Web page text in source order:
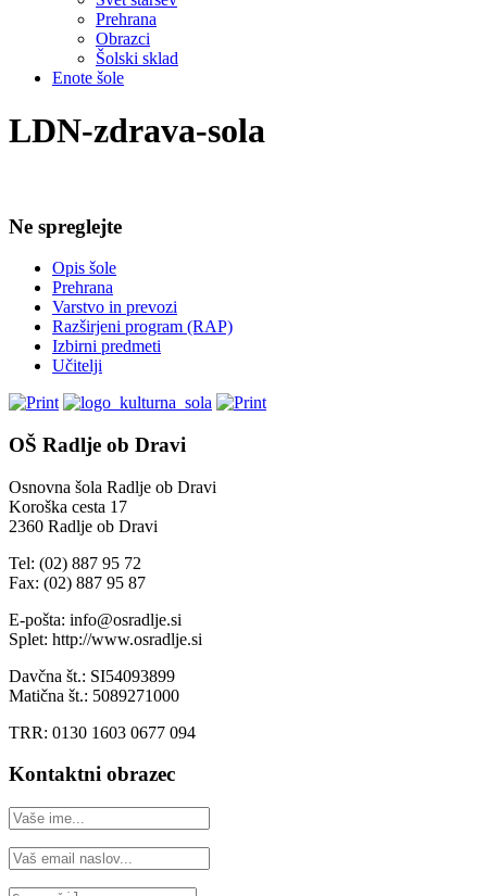
Prehrana
Obrazci
Šolski sklad
Enote šole
LDN-zdrava-sola
Ne spreglejte
Opis šole
Prehrana
Varstvo in prevozi
Razširjeni program (RAP)
Izbirni predmeti
Učitelji
OŠ Radlje ob Dravi
Osnovna šola Radlje ob Dravi
Koroška cesta 17
2360 Radlje ob Dravi
Tel: (02) 887 95 72
Fax: (02) 887 95 87
E-pošta: info@osradlje.si
Splet: http://www.osradlje.si
Davčna št.: SI54093899
Matična št.: 5089271000
TRR: 0130 1603 0677 094
Kontaktni obrazec